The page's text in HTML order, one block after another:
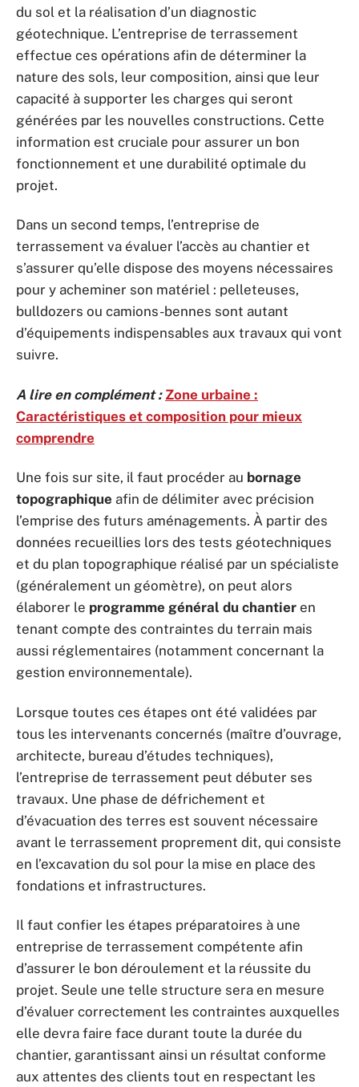
du sol et la réalisation d’un diagnostic
géotechnique. L’entreprise de terrassement
effectue ces opérations afin de déterminer la
nature des sols, leur composition, ainsi que leur
capacité à supporter les charges qui seront
générées par les nouvelles constructions. Cette
information est cruciale pour assurer un bon
fonctionnement et une durabilité optimale du
projet.
Dans un second temps, l’entreprise de
terrassement va évaluer l’accès au chantier et
s’assurer qu’elle dispose des moyens nécessaires
pour y acheminer son matériel : pelleteuses,
bulldozers ou camions-bennes sont autant
d’équipements indispensables aux travaux qui vont
suivre.
A lire en complément : Zone urbaine :
Caractéristiques et composition pour mieux
comprendre
Une fois sur site, il faut procéder au bornage
topographique afin de délimiter avec précision
l’emprise des futurs aménagements. À partir des
données recueillies lors des tests géotechniques
et du plan topographique réalisé par un spécialiste
(généralement un géomètre), on peut alors
élaborer le programme général du chantier en
tenant compte des contraintes du terrain mais
aussi réglementaires (notamment concernant la
gestion environnementale).
Lorsque toutes ces étapes ont été validées par
tous les intervenants concernés (maître d’ouvrage,
architecte, bureau d’études techniques),
l’entreprise de terrassement peut débuter ses
travaux. Une phase de défrichement et
d’évacuation des terres est souvent nécessaire
avant le terrassement proprement dit, qui consiste
en l’excavation du sol pour la mise en place des
fondations et infrastructures.
Il faut confier les étapes préparatoires à une
entreprise de terrassement compétente afin
d’assurer le bon déroulement et la réussite du
projet. Seule une telle structure sera en mesure
d’évaluer correctement les contraintes auxquelles
elle devra faire face durant toute la durée du
chantier, garantissant ainsi un résultat conforme
aux attentes des clients tout en respectant les